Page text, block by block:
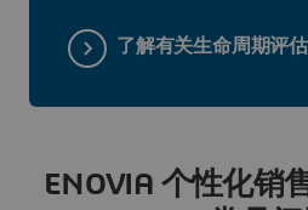
了解有关生命周期评
ENOVIA 个性化销